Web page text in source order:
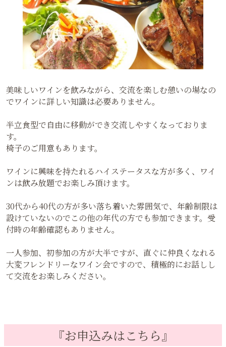
美味しいワインを飲みながら、交流を楽しむ憩いの場なの
でワインに詳しい知識は必要ありません。
半立食型で自由に移動ができ交流しやすくなっておりま
す。
椅子のご用意もあります。
ワインに興味を持たれるハイステータスな方が多く、ワイ
ンは飲み放題でお楽しみ頂けます。
30代から40代の方が多い落ち着いた雰囲気で、年齢制限は
設けていないのでこの他の年代の方でも参加できます。受
付時の年齢確認もありません。
一人参加、初参加の方が大半ですが、直ぐに仲良くなれる
大変フレンドリーなワイン会ですので、積極的にお話しし
て交流をお楽しみください。
『お申込みはこちら』